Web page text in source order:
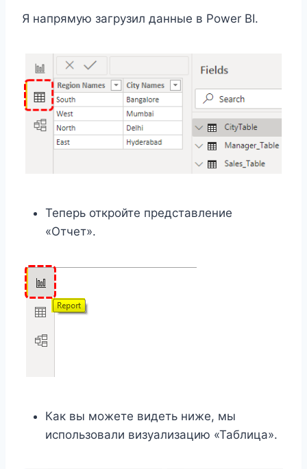
Я напрямую загрузил данные в Power BI.
Теперь откройте представление
«Отчет».
Как вы можете видеть ниже, мы
использовали визуализацию «Таблица».